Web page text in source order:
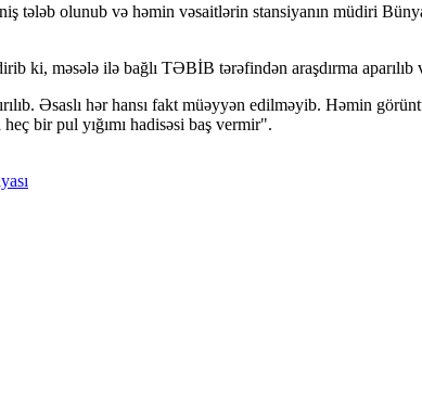
tələb olunub və həmin vəsaitlərin stansiyanın müdiri
ki, məsələ ilə bağlı TƏBİB tərəfindən araşdırma aparılıb
Əsaslı hər hansı fakt müəyyən edilməyib. Həmin
bir pul yığımı hadisəsi baş vermir".